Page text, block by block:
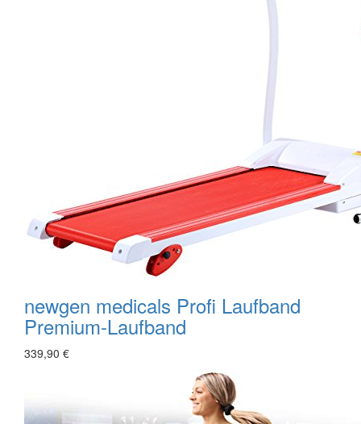
newgen medicals Profi Laufband
Premium-Laufband
339,90 €